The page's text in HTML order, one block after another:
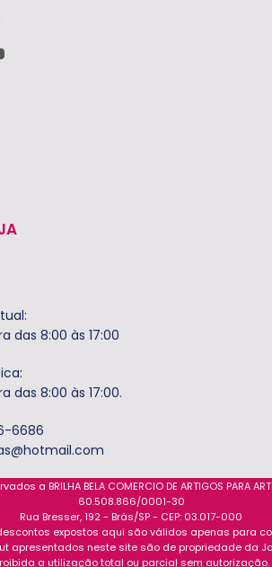
das 8:00 às 17:00
das 8:00 às 17:00.
6686
a BRILHA BELA COMERCIO DE ARTIGOS PARA
60.508.866/0001-30
Rua Bresser, 192 - Brás/SP - CEP: 03.017-000
expostos aqui são válidos apenas para
apresentados neste site são de propriedade da
a utilização total ou parcial sem autorização.